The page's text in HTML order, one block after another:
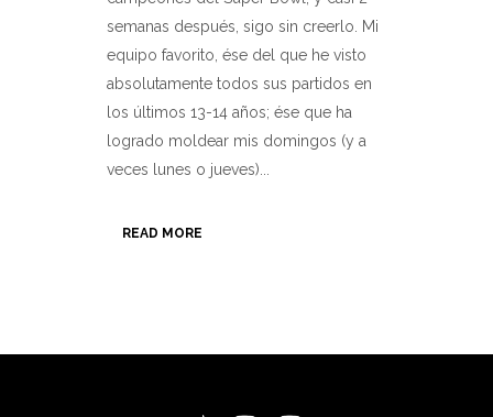
semanas después, sigo sin creerlo. Mi
equipo favorito, ése del que he visto
absolutamente todos sus partidos en
los últimos 13-14 años; ése que ha
logrado moldear mis domingos (y a
veces lunes o jueves)...
READ MORE